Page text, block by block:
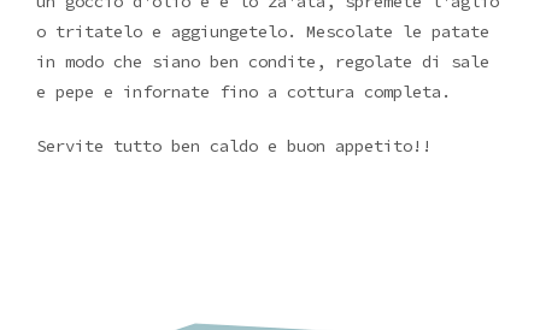
o tritatelo e aggiungetelo. Mescolate le patate
in modo che siano ben condite, regolate di sale
e pepe e infornate fino a cottura completa.
Servite tutto ben caldo e buon appetito!!